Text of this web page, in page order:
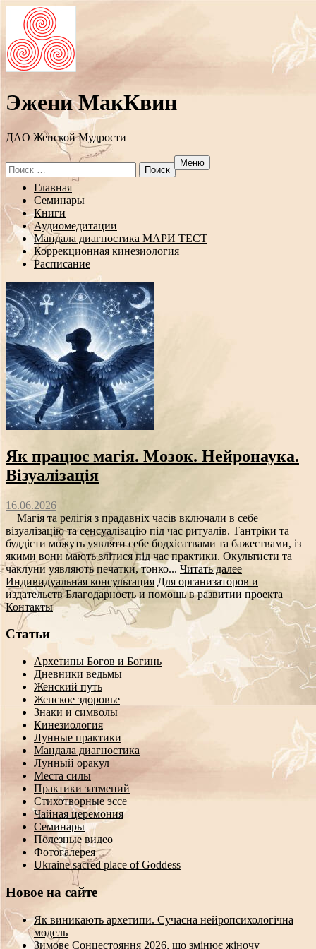
Эжени МакКвин
ДAO Женской Мудрости
Search
for:
Меню
Перейти
содержанию
Главная
Семинары
Книги
Аудиомедитации
Мандала диагностика МАРИ ТЕСТ
Коррекционная кинезиология
Расписание
Як працює магія. Мозок. Нейронаука.
Візуалізація
16.06.2026
Магія та релігія з прадавніх часів включали в себе
візуалізацію та сенсуалізацію під час ритуалів. Тантріки та
буддісти можуть уявляти себе бодхісатвами та бажествами, із
якими вони мають злітися під час практики. Окультисти та
чаклуни уявляють печатки, тонко... Читать далее
Индивидуальная консультация Для организаторов и
издательств Благодарность и помощь в развитии проекта
Контакты
Статьи
Архетипы Богов и Богинь
Дневники ведьмы
Женский путь
Женское здоровье
Знаки и символы
Кинезиология
Лунные практики
Мандала диагностика
Лунный оракул
Места силы
Практики затмений
Стихотворные эссе
Чайная церемония
Семинары
Полезные видео
Фотогалерея
Ukraine sacred place of Goddess
Новое на сайте
Як виникають архетипи. Сучасна нейропсихологічна
модель
Зимове Сонцестояння 2026, що змінює жіночу